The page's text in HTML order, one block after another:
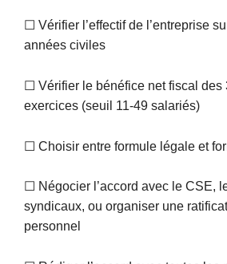
☐ Vérifier l’effectif de l’entreprise
années civiles
☐ Vérifier le bénéfice net fiscal des
exercices (seuil 11-49 salariés)
☐ Choisir entre formule légale et
☐ Négocier l’accord avec le CSE,
syndicaux, ou organiser une
personnel